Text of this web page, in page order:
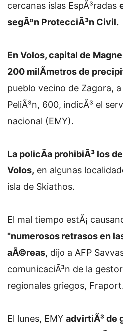
cercanas islas EspÃ³radas
segÃºn ProtecciÃ³n Civil.
En Volos, capital de
200 milÃ­metros de
pueblo vecino de Zagora,
PeliÃ³n, 600, indicÃ³ el
nacional (EMY).
La policÃ­a prohibiÃ³ los
Volos, en algunas
isla de Skiathos.
El mal tiempo estÃ¡
"numerosos retrasos en
aÃ©reas, dijo a AFP
comunicaciÃ³n de la
regionales griegos, Fraport.
El lunes, EMY advirtiÃ³ de